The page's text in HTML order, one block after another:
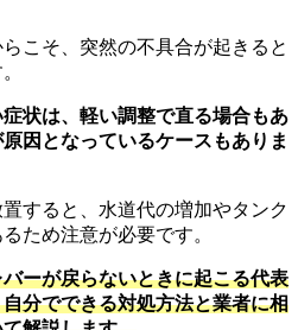
こそ、突然の不具合が起きると
状は、軽い調整で直る場合もあ
因となっているケースもありま
すると、水道代の増加やタンク
ため注意が必要です。
ーが戻らないときに起こる代表
分でできる対処方法と業者に相